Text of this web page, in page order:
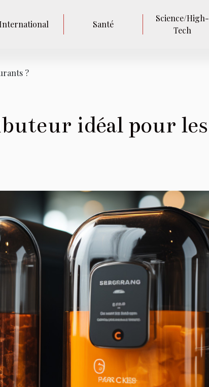
International Santé
Science/High-
Tech
?
idéal pour les